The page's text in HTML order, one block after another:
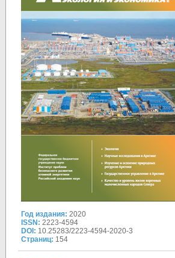
Год издания: 2020
ISSN: 2223-4594
DOI: 10.25283/2223-4594-2020-3
Страниц: 154